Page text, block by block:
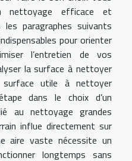
nettoyage efficace et
les paragraphes suivants
pour orienter
l’entretien de vos
la surface à nettoyer
surface utile à nettoyer
dans le choix d’un
au nettoyage grandes
influe directement sur
aire vaste nécessite un
longtemps sans